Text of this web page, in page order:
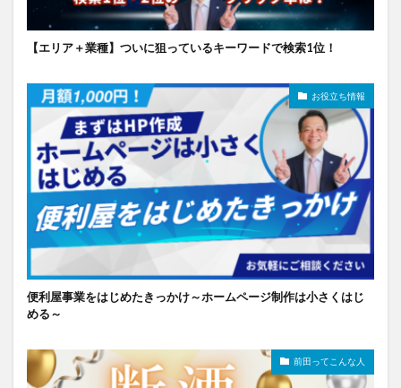
【エリア＋業種】ついに狙っているキーワードで検索1位！
お役立ち情報
便利屋事業をはじめたきっかけ～ホームページ制作は小さくはじ
める～
前田ってこんな人